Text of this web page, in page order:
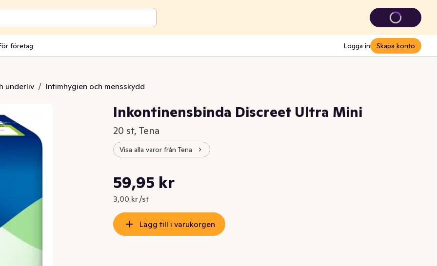
företag Logga in Skapa konto
underliv / Intimhygien och mensskydd
Inkontinensbinda Discreet Ultra Mini
20 st, Tena
Visa alla varor från Tena
Nuvarande pris är: 59,95 kr
59,95 kr
3,00 kr /st
Styckpris: 3,00 kr /st
Lägg till i varukorgen